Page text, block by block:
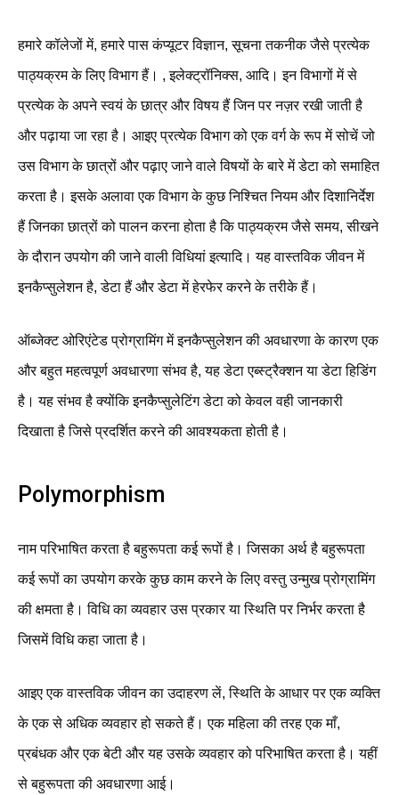
हमारे कॉलेजों में, हमारे पास कंप्यूटर विज्ञान, सूचना तकनीक जैसे प्रत्येक
पाठ्यक्रम के लिए विभाग हैं। , इलेक्ट्रॉनिक्स, आदि। इन विभागों में से
प्रत्येक के अपने स्वयं के छात्र और विषय हैं जिन पर नज़र रखी जाती है
और पढ़ाया जा रहा है। आइए प्रत्येक विभाग को एक वर्ग के रूप में सोचें जो
उस विभाग के छात्रों और पढ़ाए जाने वाले विषयों के बारे में डेटा को समाहित
करता है। इसके अलावा एक विभाग के कुछ निश्चित नियम और दिशानिर्देश
हैं जिनका छात्रों को पालन करना होता है कि पाठ्यक्रम जैसे समय, सीखने
के दौरान उपयोग की जाने वाली विधियां इत्यादि। यह वास्तविक जीवन में
इनकैप्सुलेशन है, डेटा हैं और डेटा में हेरफेर करने के तरीके हैं।
ऑब्जेक्ट ओरिएंटेड प्रोग्रामिंग में इनकैप्सुलेशन की अवधारणा के कारण एक
और बहुत महत्वपूर्ण अवधारणा संभव है, यह डेटा एब्स्ट्रैक्शन या डेटा हिडिंग
है। यह संभव है क्योंकि इनकैप्सुलेटिंग डेटा को केवल वही जानकारी
दिखाता है जिसे प्रदर्शित करने की आवश्यकता होती है।
Polymorphism
नाम परिभाषित करता है बहुरूपता कई रूपों है। जिसका अर्थ है बहुरूपता
कई रूपों का उपयोग करके कुछ काम करने के लिए वस्तु उन्मुख प्रोग्रामिंग
की क्षमता है। विधि का व्यवहार उस प्रकार या स्थिति पर निर्भर करता है
जिसमें विधि कहा जाता है।
आइए एक वास्तविक जीवन का उदाहरण लें, स्थिति के आधार पर एक व्यक्ति
के एक से अधिक व्यवहार हो सकते हैं। एक महिला की तरह एक माँ,
प्रबंधक और एक बेटी और यह उसके व्यवहार को परिभाषित करता है। यहीं
से बहुरूपता की अवधारणा आई।